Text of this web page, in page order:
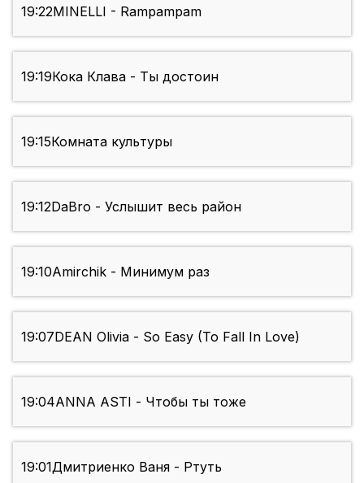
19:22MINELLI - Rampampam
19:19Кока Клава - Ты достоин
19:15Комната культуры
19:12DaBro - Услышит весь район
19:10Amirchik - Минимум раз
19:07DEAN Olivia - So Easy (To Fall In Love)
19:04ANNA ASTI - Чтобы ты тоже
19:01Дмитриенко Ваня - Ртуть